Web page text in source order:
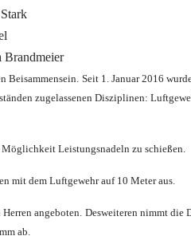
Brandmeier
Beisammensein. Seit 1. Januar 2016
zugelassenen Disziplinen:
Leistungsnadeln zu schießen.
mit dem Luftgewehr auf 10 Meter aus.
angeboten. Desweiteren nimmt die
ab.